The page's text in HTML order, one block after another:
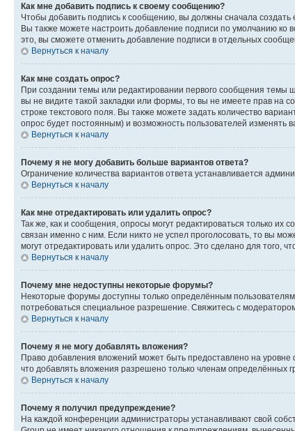
Как мне добавить подпись к своему сообщению?
Чтобы добавить подпись к сообщению, вы должны сначала
Вы также можете настроить добавление подписи по умолчанию
это, вы сможете отменить добавление подписи в отдельных
Вернуться к началу
Как мне создать опрос?
При создании темы или редактировании первого сообщения темы
вы не видите такой закладки или формы, то вы не имеете прав на
строке текстового поля. Вы также можете задать количество
опрос будет постоянным) и возможность пользователей изменять
Вернуться к началу
Почему я не могу добавить больше вариантов ответа?
Ограничение количества вариантов ответа устанавливается
Вернуться к началу
Как мне отредактировать или удалить опрос?
Так же, как и сообщения, опросы могут редактироваться только
связан именно с ним. Если никто не успел проголосовать, то вы
могут отредактировать или удалить опрос. Это сделано для того,
Вернуться к началу
Почему мне недоступны некоторые форумы?
Некоторые форумы доступны только определённым
потребоваться специальное разрешение. Свяжитесь с
Вернуться к началу
Почему я не могу добавлять вложения?
Право добавления вложений может быть предоставлено на
что добавлять вложения разрешено только членам определённых
Вернуться к началу
Почему я получил предупреждение?
На каждой конференции администраторы устанавливают свой